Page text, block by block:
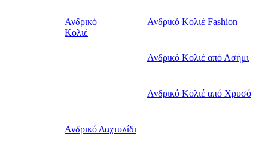
Ανδρικό
Κολιέ
Ανδρικό Κολιέ Fashion
Ανδρικό Κολιέ από Ασήμι
Ανδρικό Κολιέ από Χρυσό
Ανδρικό Δαχτυλίδι